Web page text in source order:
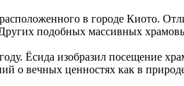
в городе Киото.
подобных массивных
Ёсида изобразил посещение
о вечных ценностях как в